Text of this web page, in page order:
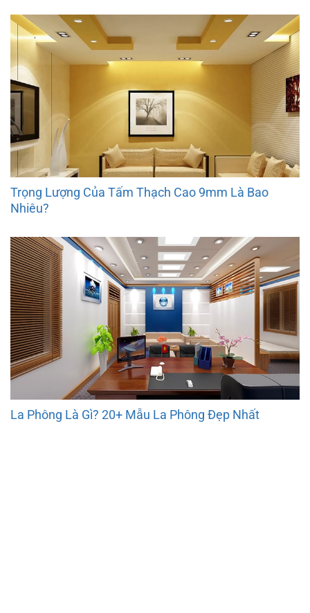
Trọng Lượng Của Tấm Thạch Cao 9mm Là Bao
Nhiêu?
La Phông Là Gì? 20+ Mẫu La Phông Đẹp Nhất